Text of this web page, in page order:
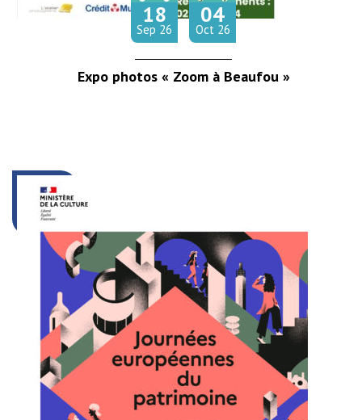
Expo photos « Zoom à Beaufou »
Du 18
Sep tembre
26
au 04
Octobre
26